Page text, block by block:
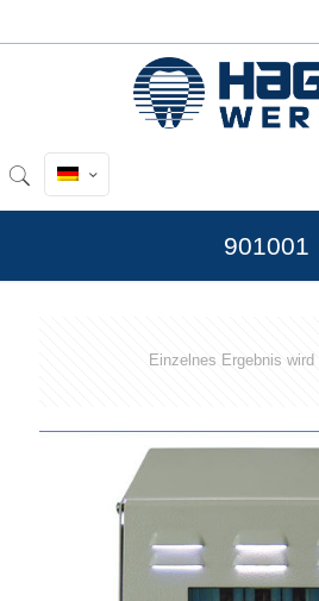
901001
Einzelnes Ergebnis wird